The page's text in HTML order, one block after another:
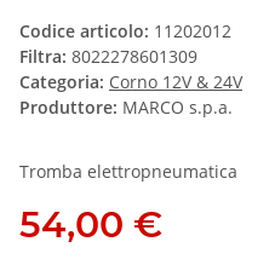
Codice articolo: 11202012
Filtra: 8022278601309
Categoria: Corno 12V & 24V
Produttore: MARCO s.p.a.
Tromba elettropneumatica
54,00 €